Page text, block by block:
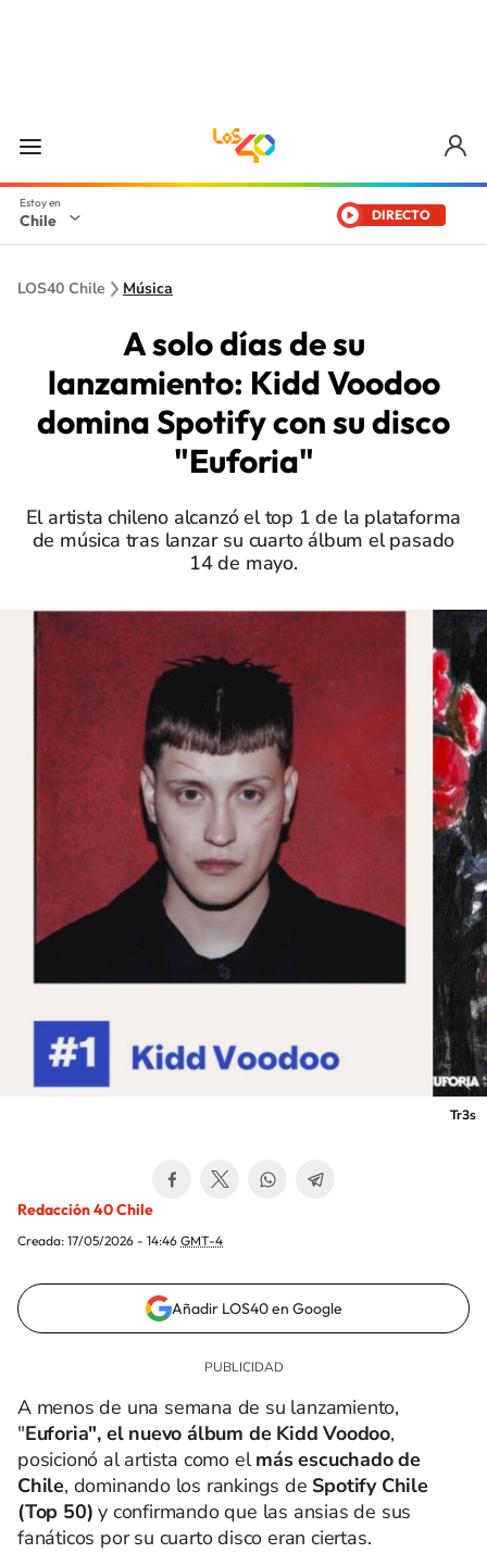
Chile DIRECTO
LOS40 Chile Música
A solo días de su
lanzamiento: Kidd Voodoo
domina Spotify con su disco
"Euforia"
El artista chileno alcanzó el top 1 de la plataforma
de música tras lanzar su cuarto álbum el pasado
14 de mayo.
Tr3s
Redacción 40 Chile
Creada: 17/05/2026 - 14:46 GMT-4
Añadir LOS40 en Google
A menos de una semana de su lanzamiento,
"Euforia", el nuevo álbum de Kidd Voodoo,
posicionó al artista como elmás escuchado de
Chile, dominando los rankings de Spotify Chile
(Top 50) y confirmando que las ansias de sus
fanáticos por su cuarto disco eran ciertas.